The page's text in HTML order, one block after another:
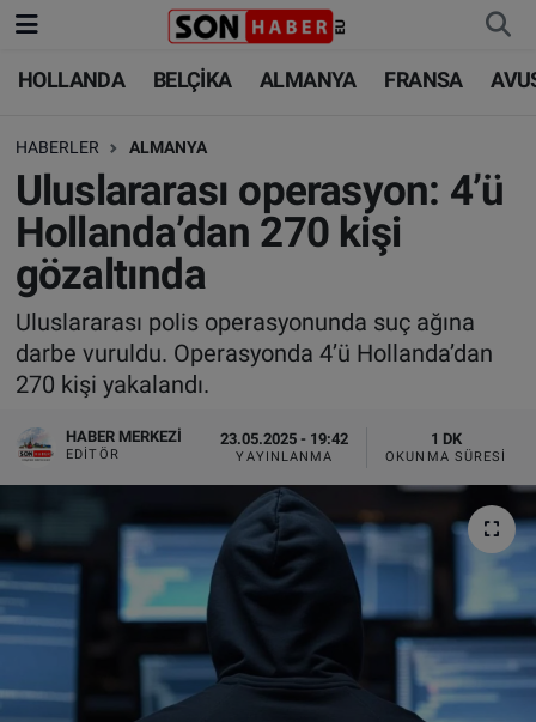
HOLLANDA BELÇİKA ALMANYA FRANSA
HABERLER ALMANYA
Uluslararası operasyon: 4’ü
Hollanda’dan 270 kişi
gözaltında
Uluslararası polis operasyonunda suç ağına
darbe vuruldu. Operasyonda 4’ü Hollanda’dan
270 kişi yakalandı.
HABER MERKEZI
EDITÖR
23.05.2025 - 19:42
YAYINLANMA
1 DK
OKUNMA SÜRESI
HOLLANDA
BELÇİKA
ALMANYA
FRANSA
AVUSTURYA
SAĞLIK - YAŞAM
BİLİM-TEKNOLOJİ
HOLLANDA
BELÇİKA
ALMANYA
TÜRKİYE
DÜNYA
BİLİM-TEKNOLOJİ
SAĞLIK
FOTO GALERİ
VIDEO GALERİ
ALGEMENE VOORWAARDEN
CONTACT
Nöbetçi Eczaneler
Hava Durumu
Trafik Durumu
Süper Lig Puan Durumu ve Fikstür
Tüm Manşetler
Son Dakika Haberleri
Haber Arşivi